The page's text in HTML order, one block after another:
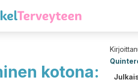
kotona: